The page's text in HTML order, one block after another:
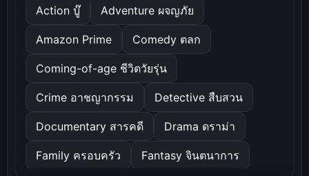
Action บู๊ Adventure ผจญภัย
Amazon Prime Comedy ตลก
Coming-of-age ชีวิตวัยรุ่น
Crime อาชญากรรม Detective สืบสวน
Documentary สารคดี Drama ดราม่า
Family ครอบครัว Fantasy จินตนาการ